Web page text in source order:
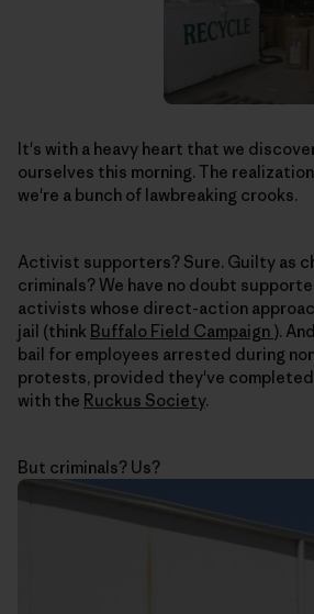
It's with a heavy heart that we
ourselves this morning. The realization
we're a bunch of lawbreaking crooks.
Activist supporters? Sure. Guilty as
criminals? We have no doubt
activists whose direct-action
jail (think Buffalo Field Campaign ).
bail for employees arrested during
protests, provided they've completed
with the Ruckus Society.
But criminals? Us?